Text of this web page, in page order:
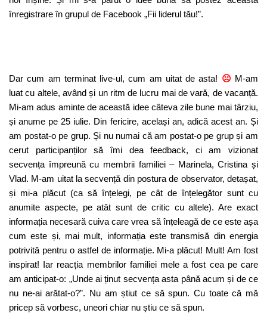
înregistrare în grupul de Facebook „Fii liderul tău!”.
Dar cum am terminat live-ul, cum am uitat de asta! ☹ M-am
luat cu altele, având și un ritm de lucru mai de vară, de vacanță.
Mi-am adus aminte de această idee câteva zile bune mai târziu,
și anume pe 25 iulie. Din fericire, același an, adică acest an. Și
am postat-o pe grup. Și nu numai că am postat-o pe grup și am
cerut participanților să îmi dea feedback, ci am vizionat
secvența împreună cu membrii familiei – Marinela, Cristina și
Vlad. M-am uitat la secvență din postura de observator, detașat,
și mi-a plăcut (ca să înțelegi, pe cât de înțelegător sunt cu
anumite aspecte, pe atât sunt de critic cu altele). Are exact
informația necesară cuiva care vrea să înțeleagă de ce este așa
cum este și, mai mult, informația este transmisă din energia
potrivită pentru o astfel de informație. Mi-a plăcut! Mult! Am fost
inspirat! Iar reacția membrilor familiei mele a fost cea pe care
am anticipat-o: „Unde ai ținut secvența asta până acum și de ce
nu ne-ai arătat-o?”. Nu am știut ce să spun. Cu toate că mă
pricep să vorbesc, uneori chiar nu știu ce să spun.